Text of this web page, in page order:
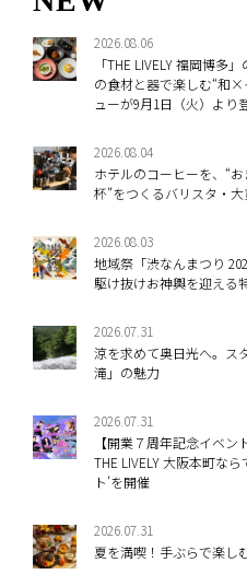
2026.08.06
「THE LIVELY 福岡博多
の食材と器で楽しむ“和×
ューが9月1日（火）より
2026.08.04
ホテルのコーヒーを、“
杯”をつくるバリスタ・
2026.08.03
地域祭「渋なんまつり
駆け抜けお神輿を迎える
2026.07.31
涼を求めて奥日光へ。ス
滝」の魅力
2026.07.31
【開業７周年記念イベン
THE LIVELY 大阪本町な
ト’を開催
2026.07.31
夏を満喫！手ぶらで楽し